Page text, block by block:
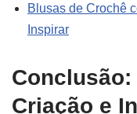
Blusas de Crochê
Inspirar
Criação e